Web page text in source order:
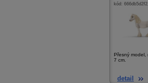
kód: 666db5d2f2
Přesný model,
7 cm.
detail